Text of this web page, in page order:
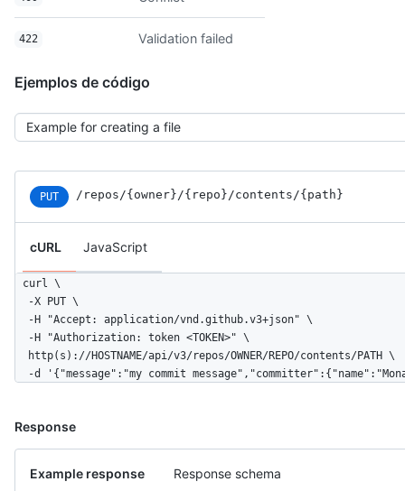
422 Validation failed
Ejemplos de código
PUT /repos /{owner} /{repo} /contents /{path}
cURL JavaScript
curl \
  -X PUT \
  -H "Accept: application/vnd.github.v3+json" \
  -H "Authorization: token <TOKEN>" \
  http(s)://HOSTNAME/api/v3/repos/OWNER/REPO/contents/PATH \
-d '{"message":"my commit
Response
Example response Response schema